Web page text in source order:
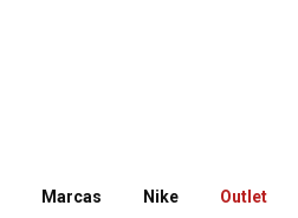
Marcas Nike Outlet